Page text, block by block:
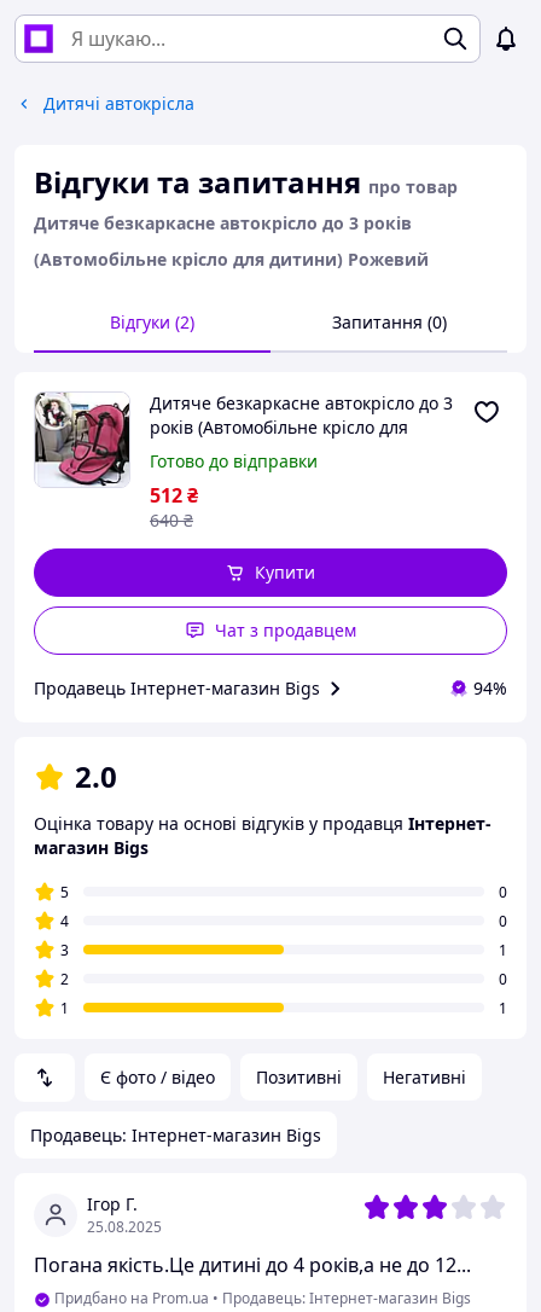
Дитячі автокрісла
Відгуки та запитання про товар
Дитяче безкаркасне автокрісло до 3 років
(Автомобільне крісло для дитини) Рожевий
Відгуки (2) Запитання (0)
Є фото / відео Позитивні Негативні
Продавець: Інтернет-магазин Bigs
Ігор Г.
25.08.2025
Погана якість.Це дитині до 4 років,а не до 12...
Придбано на Prom.ua • Продавець: Інтернет-магазин Bigs
Дитяче безкаркасне автокрісло до 3
років (Автомобільне крісло для
дитини) Рожевий
Готово до відправки
512₴
640 ₴
Купити
Чат з продавцем
Продавець Інтернет-магазин Bigs 94%
2.0
Оцінка товару на основі відгуків у продавця Інтернет-
магазин Bigs
5
0
4
0
3
1
2
0
1
1